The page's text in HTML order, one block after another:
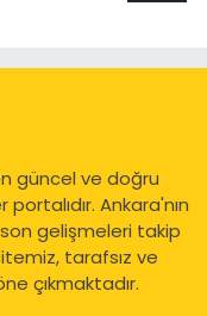
güncel ve doğru
Ankara'nın
gelişmeleri takip
tarafsız ve
çıkmaktadır.